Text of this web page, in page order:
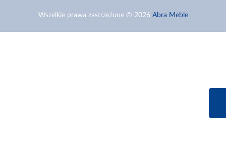
Wszelkie prawa zastrzeżone © 2026 Abra Meble